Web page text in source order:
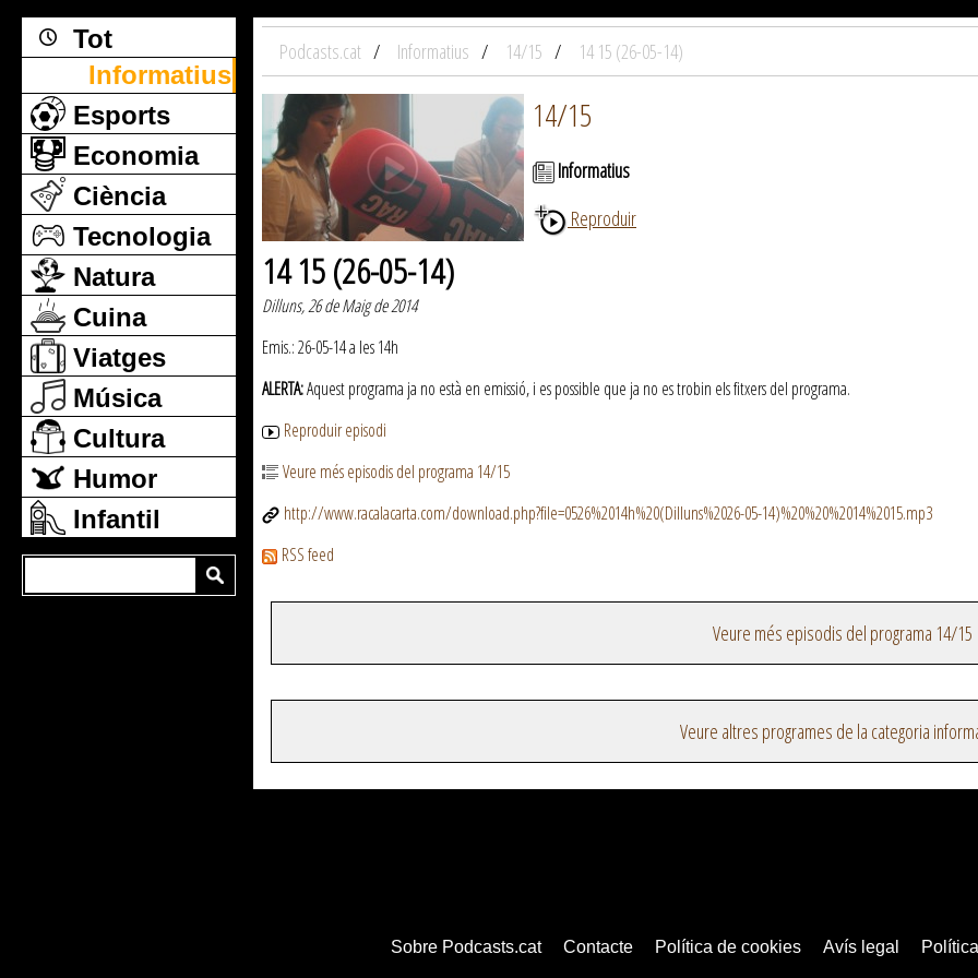
Tot
Informatius
Esports
Economia
Ciència
Tecnologia
Natura
Cuina
Viatges
Música
Cultura
Humor
Infantil
Podcasts.cat Informatius 14/15 14 15 (26-05-14)
14/15
Informatius
Reproduir
14 15 (26-05-14)
Dilluns, 26 de Maig de 2014
Emis.: 26-05-14 a les 14h
ALERTA:Aquest programa ja no està en emissió, i es possible que ja no es trobin els fitxers del programa.
Reproduir episodi
Veure més episodis del programa 14/15
http://www.racalacarta.com/download.php?file=0526%2014h%20(Dilluns%2026-05-14)%20%20%2014%2015.mp3
RSS feed
Veure més episodis del programa 14/15
Veure altres programes de la categoria
Sobre Podcasts.cat Contacte Política de cookies Avís legal